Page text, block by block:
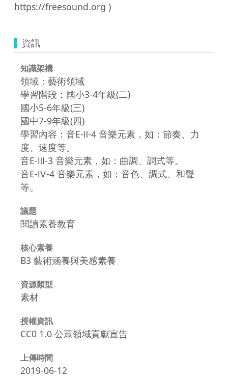
資訊
知識架構
領域：藝術領域
學習階段：國小3-4年級(二)
國小5-6年級(三)
國中7-9年級(四)
學習內容：音E-Ⅱ-4 音樂元素，如：節奏、力
度、速度等。
音E-Ⅲ-3 音樂元素，如：曲調、調式等。
音E-Ⅳ-4 音樂元素，如：音色、調式、和聲
等。
議題
閱讀素養教育
核心素養
B3 藝術涵養與美感素養
資源類型
素材
授權資訊
CC0 1.0 公眾領域貢獻宣告
上傳時間
2019-06-12